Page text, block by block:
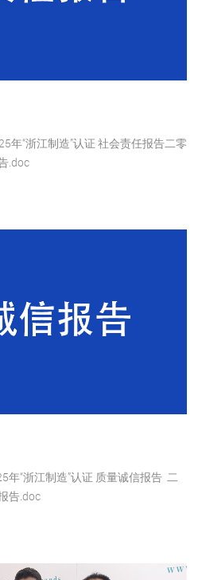
年“浙江制造”认证 社会责任报告二零
.doc
“浙江制造”认证 质量诚信报告 二
告.doc